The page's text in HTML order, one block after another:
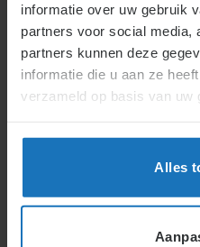
informatie over uw gebruik
partners voor social media,
partners kunnen deze
informatie die u aan ze
verzameld op basis van uw
Alles
6.3.7.3.
Beoordelingen sturen
capaciteitsplanning. Een
om objectieve
voor interne werving,